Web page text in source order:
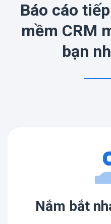
Báo cáo
mềm CRM
bạn
Nắm bắt